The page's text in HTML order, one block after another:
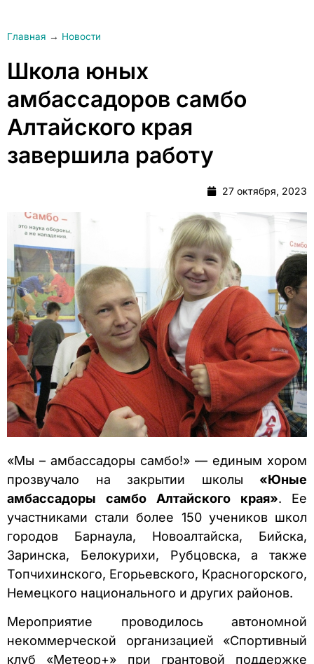
Главная → Новости
Школа юных
амбассадоров самбо
Алтайского края
завершила работу
27 октября, 2023
«Мы – амбассадоры самбо!» — единым хором
прозвучало на закрытии школы «Юные
амбассадоры самбо Алтайского края».
Ее
участниками стали более 150 учеников школ
городов Барнаула, Новоалтайска, Бийска,
Заринска, Белокурихи, Рубцовска, а также
Топчихинского, Егорьевского, Красногорского,
Немецкого национального и других районов.
Мероприятие проводилось автономной
некоммерческой организацией «Спортивный
клуб «Метеор+» при грантовой поддержке